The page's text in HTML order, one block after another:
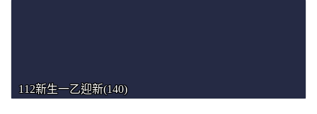
112新生一乙迎新(140)